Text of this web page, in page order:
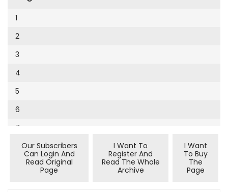
Cumhuriyet Sağlıklı Beslenme
Cumhuriyet Sokak
Cumhuriyet Spor
Cumhuriyet Strateji
Cumhuriyet Tarım
Cumhuriyet Yılbaşı
Çerçeve Eki
Dergi Eki
Ekonomi Eki
1994
9
10
11
12
13
14
15
16
1
2
3
4
5
6
7
Our Subscribers
Can Login And
Read Original
Page
I Want To
Register And
Read The Whole
Archive
I Want
To Buy
The
Page